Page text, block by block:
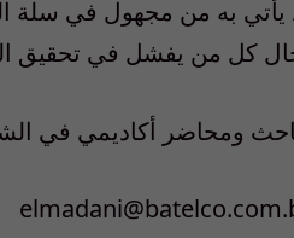
يأتي به من مجهول في سلة
كل من يفشل في تحقيق
ومحاضر أكاديمي في